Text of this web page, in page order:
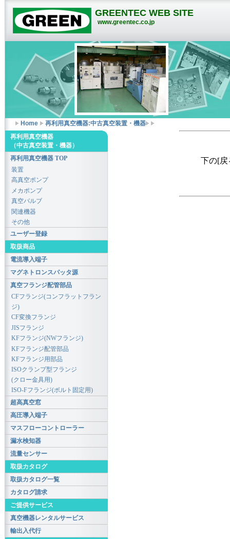
GREENTEC WEB SITE
www.greentec.co.jp
Home 再利用真空機器:中古真空装置・機器
下の[戻
再利用真空機器
（中古真空装置・機器）
再利用真空機器 TOP
装置
高真空ポンプ
メカポンプ
真空バルブ
関連機器
その他
ユーザー登録
取扱商品
電流導入端子
マグネトロンスパッタ源
真空フランジ配管部品
CFフランジ(コンフラットフラン
ジ)
CF変換フランジ
JISフランジ
KFフランジ(NWフランジ)
KFフランジ配管部品
KFフランジ用部品
ISOクランプ型フランジ
(クロー金具用)
ISO-Fフランジ(ボルト固定用)
超高真空窓
高圧導入端子
マスフローコントローラー
漏水検知器
流量センサー
取扱カタログ
取扱カタログ一覧
カタログ請求
ご提供サービス
真空機器レンタルサービス
輸出入代行